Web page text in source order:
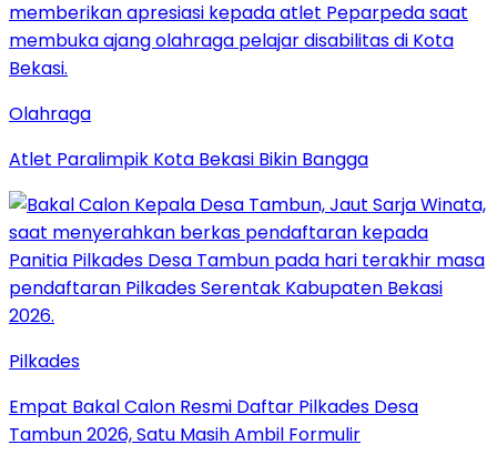
Olahraga
Atlet Paralimpik Kota Bekasi Bikin Bangga
Pilkades
Empat Bakal Calon Resmi Daftar Pilkades Desa
Tambun 2026, Satu Masih Ambil Formulir